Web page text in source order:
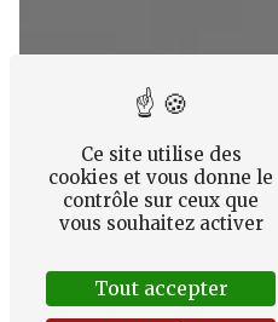
PRÈS DE
Ce site utilise des
cookies et vous donne le
contrôle sur ceux que
vous souhaitez activer
Tout accepter